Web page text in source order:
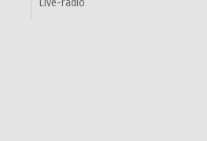
Live-radio